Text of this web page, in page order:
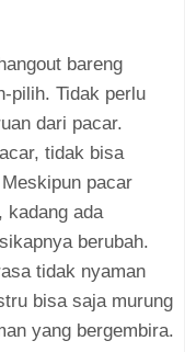
bareng
pilih. Tidak perlu
dari pacar.
tidak bisa
pacar
kadang ada
berubah.
tidak nyaman
bisa saja murung
yang bergembira.